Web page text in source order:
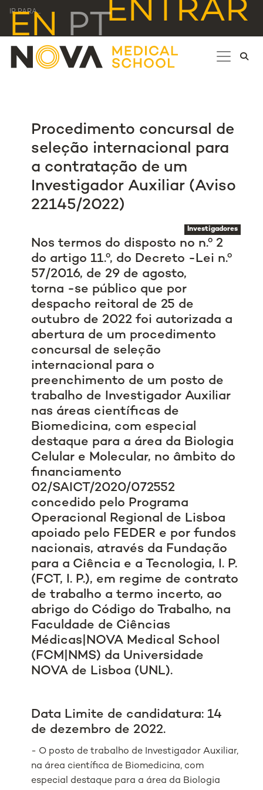
IR PARA... ENTRAR
EN PT
Procedimento concursal de
seleção internacional para
a contratação de um
Investigador Auxiliar (Aviso
22145/2022)
Investigadores
Nos termos do disposto no n.º 2
do artigo 11.º, do Decreto -Lei n.º
57/2016, de 29 de agosto,
torna -se público que por
despacho reitoral de 25 de
outubro de 2022 foi autorizada a
abertura de um procedimento
concursal de seleção
internacional para o
preenchimento de um posto de
trabalho de Investigador Auxiliar
nas áreas científicas de
Biomedicina, com especial
destaque para a área da Biologia
Celular e Molecular, no âmbito do
financiamento
02/SAICT/2020/072552
concedido pelo Programa
Operacional Regional de Lisboa
apoiado pelo FEDER e por fundos
nacionais, através da Fundação
para a Ciência e a Tecnologia, I. P.
(FCT, I. P.), em regime de contrato
de trabalho a termo incerto, ao
abrigo do Código do Trabalho, na
Faculdade de Ciências
Médicas|NOVA Medical School
(FCM|NMS) da Universidade
NOVA de Lisboa (UNL).
Data Limite de candidatura: 14
de dezembro de 2022.
- O posto de trabalho de Investigador Auxiliar,
na área científica de Biomedicina, com
especial destaque para a área da Biologia